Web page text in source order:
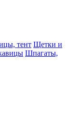
тент Щетки и
Шпагаты,